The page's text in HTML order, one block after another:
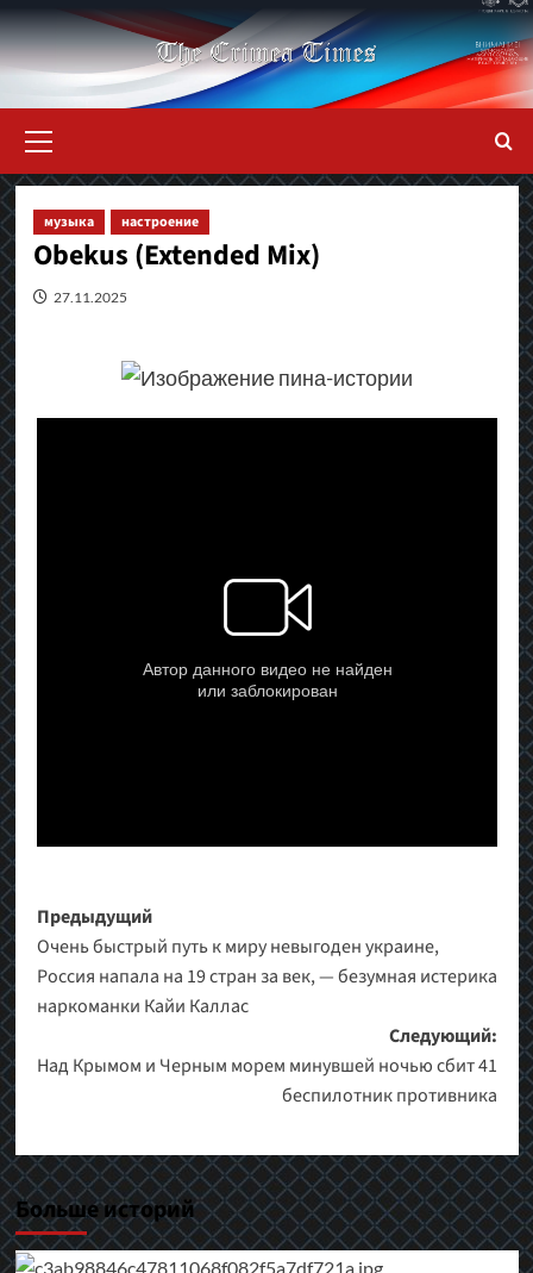
Перейти
к
содержимому
меню
музыка настроение
Obekus (Extended Mix)
27.11.2025
Навигация
записи
Предыдущий
Очень быстрый путь к миру невыгоден украине,
Россия напала на 19 стран за век, — безумная истерика
наркоманки Кайи Каллас
Следующий:
Над Крымом и Черным морем минувшей ночью сбит 41
беспилотник противника
Больше историй